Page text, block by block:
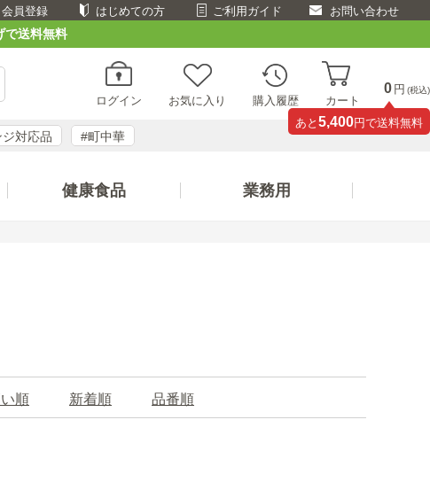
会員登録 はじめての方 ご利用ガイド お問い合わせ
送料無料
ログイン お気に入り 購入履歴 カート
0 円 (税込)
あと 5,400円で送料無料
対応品 #町中華
健康食品 業務用
順 新着順 品番順